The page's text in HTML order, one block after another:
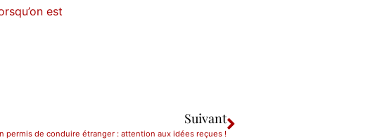
est
Suivant
permis de conduire étranger : attention aux idées reçues !